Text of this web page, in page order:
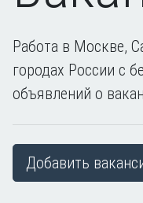
Работа в Москве,
городах России с
объявлений о
Добавить